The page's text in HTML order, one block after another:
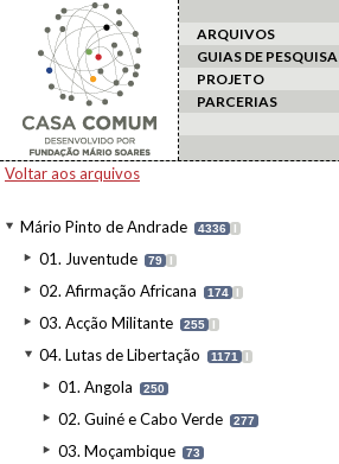
ARQUIVOS
GUIAS DE PESQUISA
PROJETO
PARCERIAS
Voltar aos arquivos
Mário Pinto de Andrade 4336 I
01. Juventude 79 I
02. Afirmação Africana 174 I
03. Acção Militante 255 I
04. Lutas de Libertação 1171 I
01. Angola 250
02. Guiné e Cabo Verde 277
03. Moçambique 73